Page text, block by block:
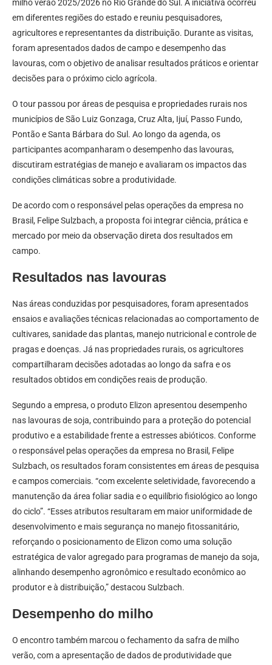
milho verão 2025/2026 no Rio Grande do Sul. A iniciativa ocorreu
em diferentes regiões do estado e reuniu pesquisadores,
agricultores e representantes da distribuição. Durante as visitas,
foram apresentados dados de campo e desempenho das
lavouras, com o objetivo de analisar resultados práticos e orientar
decisões para o próximo ciclo agrícola.
O tour passou por áreas de pesquisa e propriedades rurais nos
municípios de São Luiz Gonzaga, Cruz Alta, Ijuí, Passo Fundo,
Pontão e Santa Bárbara do Sul. Ao longo da agenda, os
participantes acompanharam o desempenho das lavouras,
discutiram estratégias de manejo e avaliaram os impactos das
condições climáticas sobre a produtividade.
De acordo com o responsável pelas operações da empresa no
Brasil, Felipe Sulzbach, a proposta foi integrar ciência, prática e
mercado por meio da observação direta dos resultados em
campo.
Resultados nas lavouras
Nas áreas conduzidas por pesquisadores, foram apresentados
ensaios e avaliações técnicas relacionadas ao comportamento de
cultivares, sanidade das plantas, manejo nutricional e controle de
pragas e doenças. Já nas propriedades rurais, os agricultores
compartilharam decisões adotadas ao longo da safra e os
resultados obtidos em condições reais de produção.
Segundo a empresa, o produto Elizon apresentou desempenho
nas lavouras de soja, contribuindo para a proteção do potencial
produtivo e a estabilidade frente a estresses abióticos. Conforme
o responsável pelas operações da empresa no Brasil, Felipe
Sulzbach, os resultados foram consistentes em áreas de pesquisa
e campos comerciais. “com excelente seletividade, favorecendo a
manutenção da área foliar sadia e o equilíbrio fisiológico ao longo
do ciclo”. “Esses atributos resultaram em maior uniformidade de
desenvolvimento e mais segurança no manejo fitossanitário,
reforçando o posicionamento de Elizon como uma solução
estratégica de valor agregado para programas de manejo da soja,
alinhando desempenho agronômico e resultado econômico ao
produtor e à distribuição,” destacou Sulzbach.
Desempenho do milho
O encontro também marcou o fechamento da safra de milho
verão, com a apresentação de dados de produtividade que